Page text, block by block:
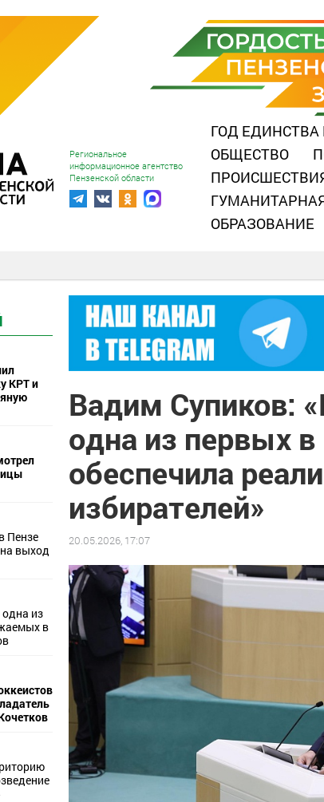
Региональное
информационное агентство
Пензенской области
ГОД
ОБЩЕСТВО
ОБРАЗОВАНИЕ
КРТ и
Пензе
выход
одна из
в
Вадим Супиков:
одна из первых
обеспечила
избирателей»
20.05.2026, 17:07